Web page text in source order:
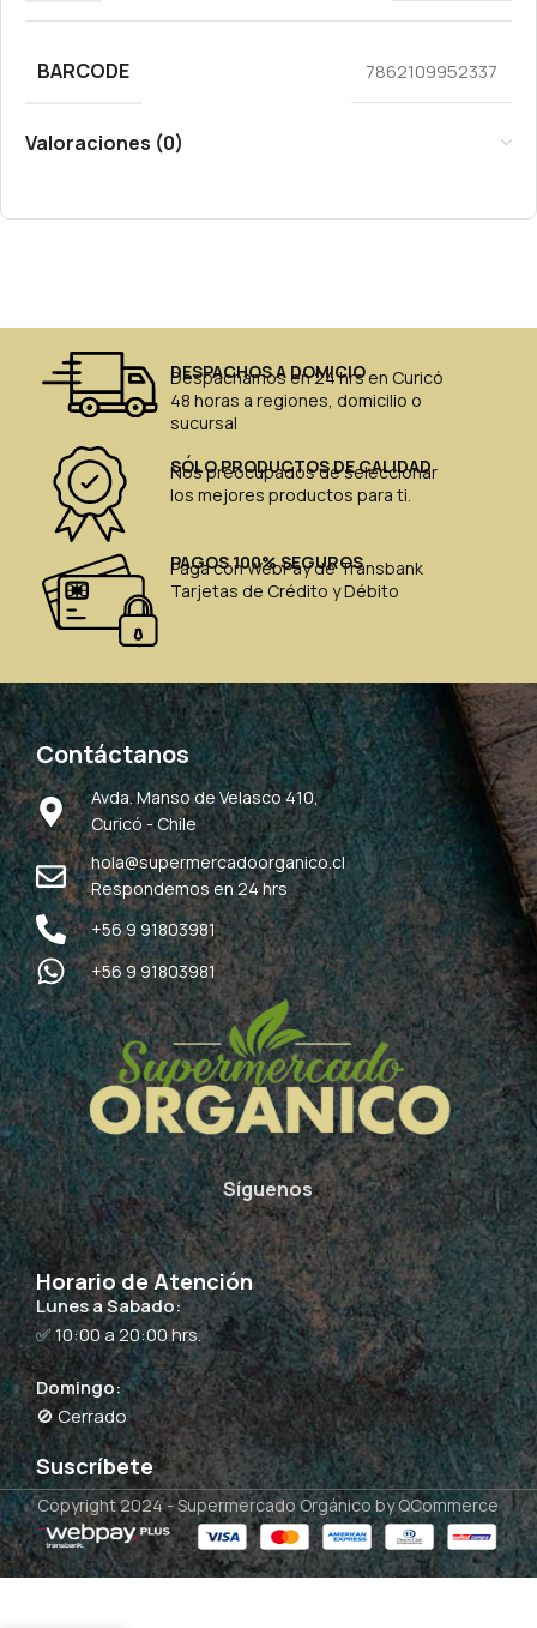
BARCODE 7862109952337
Valoraciones (0)
DESPACHOS A DOMICIO
Despachamos en 24 hrs en Curicó
48 horas a regiones, domicilio o
sucursal
SÓLO PRODUCTOS DE CALIDAD
Nos preocupados de seleccionar
los mejores productos para ti.
PAGOS 100% SEGUROS
Paga con WebPay de Transbank
Tarjetas de Crédito y Débito
Contáctanos
Avda. Manso de Velasco 410,
Curicó - Chile
hola@supermercadoorganico.cl
Respondemos en 24 hrs
+56 9 91803981
+56 9 91803981
Síguenos
Horario de Atención
Lunes a Sabado:
✅ 10:00 a 20:00 hrs.
Domingo:
🚫 Cerrado
Suscríbete
Copyright 2024 -Supermercado Orgánico by QCommerce